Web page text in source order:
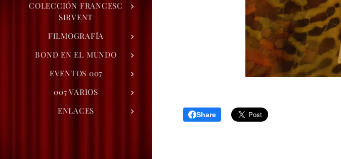
COLECCIÓN FRANCESC
SIRVENT
FILMOGRAFÍA
BOND EN EL MUNDO
EVENTOS 007
007 VARIOS
ENLACES
Share